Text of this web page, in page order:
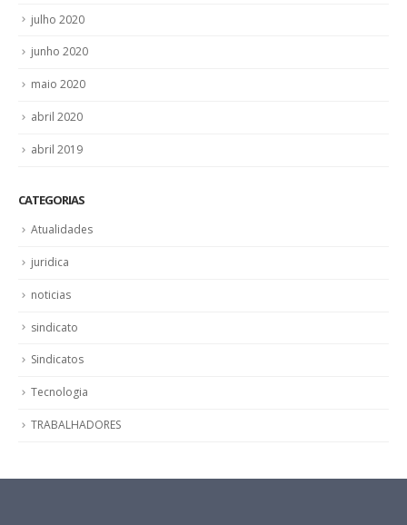
julho 2020
junho 2020
maio 2020
abril 2020
abril 2019
CATEGORIAS
Atualidades
juridica
noticias
sindicato
Sindicatos
Tecnologia
TRABALHADORES